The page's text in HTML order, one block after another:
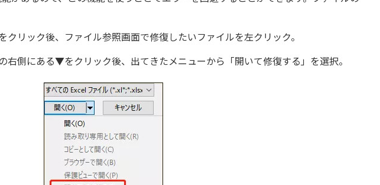
クリック後、ファイル参照画面で修復したいファイルを左クリック。
右側にある▼をクリック後、出てきたメニューから「開いて修復する」を選択。